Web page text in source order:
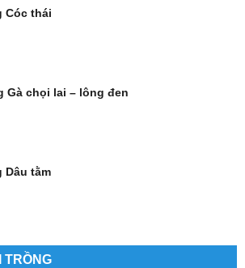
Cóc thái
Gà chọi lai – lông đen
Dâu tằm
TRỒNG